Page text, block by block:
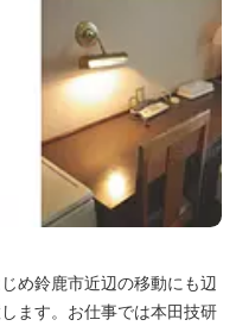
め鈴鹿市近辺の移動にも辺
ます。お仕事では本田技研